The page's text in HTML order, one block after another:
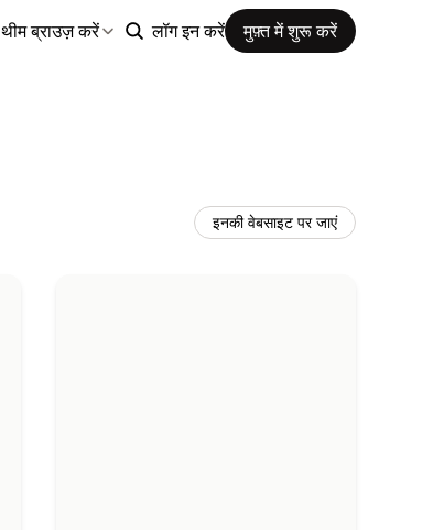
थीम ब्राउज़ करें लॉग इन करें मुफ़्त में शुरू करें
इनकी वेबसाइट पर जाएं